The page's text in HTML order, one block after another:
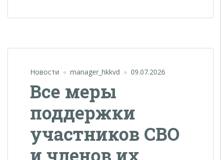
Новости manager_hkkvd 09.07.2026
Все меры
поддержки
участников СВО
и членов их